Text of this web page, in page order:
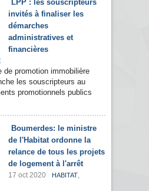
LPP : les souscripteurs
invités à finaliser les
démarches
administratives et
financières
de promotion immobilière
les souscripteurs au
promotionnels publics
Boumerdes: le ministre
de l'Habitat ordonne la
relance de tous les projets
de logement à l'arrêt
17 oct 2020 HABITAT,